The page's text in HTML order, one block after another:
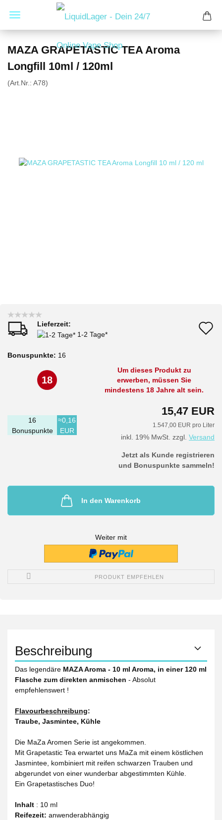
MAZA GRAPETASTIC TEA Aroma
Longfill 10ml / 120ml
(Art.Nr.: A78)
Lieferzeit:
1-2 Tage*
Bonuspunkte: 16
18
Um dieses Produkt zu
erwerben, müssen Sie
mindestens 18 Jahre alt sein.
15,47 EUR
1.547,00 EUR pro Liter
inkl. 19% MwSt. zzgl. Versand
16
Bonuspunkte
≈0,16
EUR
Jetzt als Kunde registrieren
und Bonuspunkte sammeln!
In den Warenkorb
Weiter mit
PRODUKT EMPFEHLEN
Beschreibung
Das legendäre MAZA Aroma - 10 ml Aroma, in einer 120 ml
Flasche zum direkten anmischen - Absolut
empfehlenswert !
Flavourbeschreibung:
Traube, Jasmintee, Kühle
Die MaZa Aromen Serie ist angekommen.
Mit Grapetastic Tea erwartet uns MaZa mit einem köstlichen
Jasmintee, kombiniert mit reifen schwarzen Trauben und
abgerundet von einer wunderbar abgestimmten Kühle.
Ein Grapetastisches Duo!
Inhalt : 10 ml
Reifezeit: anwenderabhängig